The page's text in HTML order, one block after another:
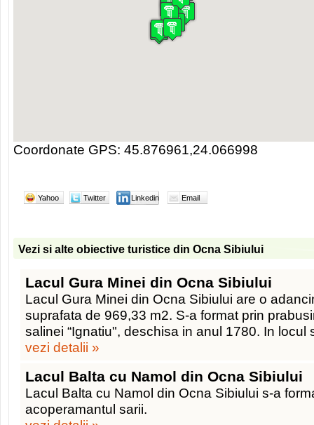
Coordonate GPS: 45.876961,24.066998
Yahoo Twitter Linkedin Email
Vezi si alte obiective turistice din Ocna Sibiului
Lacul Gura Minei din Ocna Sibiului
Lacul Gura Minei din Ocna Sibiului are o
suprafata de 969,33 m2. S-a format prin
salinei “Ignatiu", deschisa in anul 1780. In locul
vezi detalii »
Lacul Balta cu Namol din Ocna Sibiului
Lacul Balta cu Namol din Ocna Sibiului s-a
acoperamantul sarii.